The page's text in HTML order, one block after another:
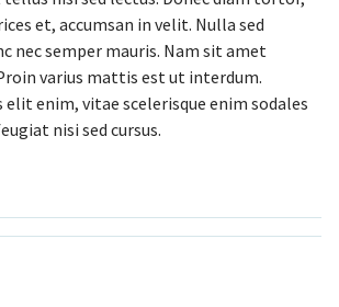
et, accumsan in velit. Nulla sed
nec semper mauris. Nam sit amet
varius mattis est ut interdum.
elit enim, vitae scelerisque enim sodales
nisi sed cursus.